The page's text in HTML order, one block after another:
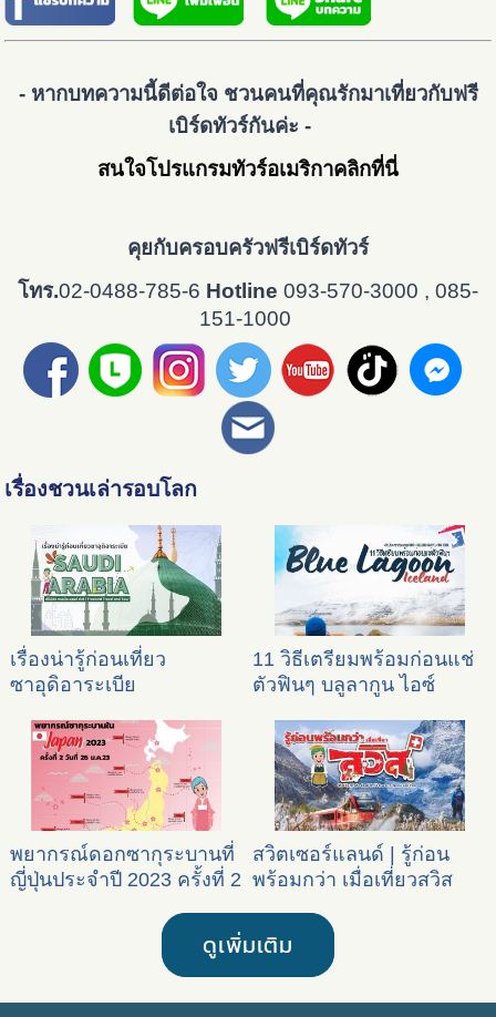
- หากบทความนี้ดีต่อใจ ชวนคนที่คุณรักมาเที่ยวกับฟรี
เบิร์ดทัวร์กันค่ะ -
สนใจโปรแกรมทัวร์อเมริกาคลิกที่นี่
คุยกับครอบครัวฟรีเบิร์ดทัวร์
โทร.02-0488-785-6 Hotline 093-570-3000 , 085-
151-1000
เรื่องชวนเล่ารอบโลก
เรื่องน่ารู้ก่อนเที่ยว
ซาอุดิอาระเบีย
11 วิธีเตรียมพร้อมก่อนแช่
ตัวฟินๆ บลูลากูน ไอซ์
พยากรณ์ดอกซากุระบานที่
ญี่ปุ่นประจำปี 2023 ครั้งที่ 2
สวิตเซอร์แลนด์ | รู้ก่อน
พร้อมกว่า เมื่อเที่ยวสวิส
ดูเพิ่มเติม